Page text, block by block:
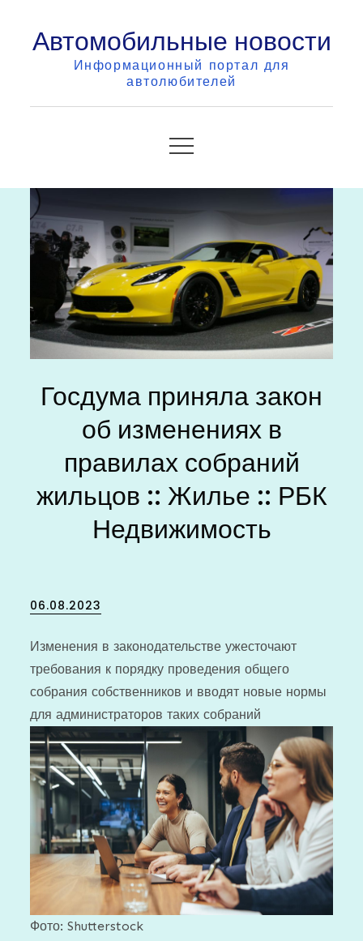
contentАвтомобильные новости
Информационный портал для
автолюбителей
Госдума приняла закон
об изменениях в
правилах собраний
жильцов :: Жилье :: РБК
Недвижимость
Posted
06.08.2023
Изменения в законодательстве ужесточают
требования к порядку проведения общего
собрания собственников и вводят новые нормы
для администраторов таких собраний
Фото: Shutterstock